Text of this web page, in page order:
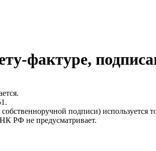
фактуре,
подписи) используется
РФ не предусматривает.